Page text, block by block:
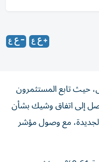
حيث تابع المستثمرون
إلى اتفاق وشيك بشأن
مع وصول مؤشر